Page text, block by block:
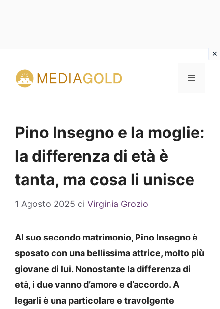
contenuto
MENU
Pino Insegno e la moglie:
la differenza di età è
tanta, ma cosa li unisce
1 Agosto 2025 di Virginia Grozio
Al suo secondo matrimonio, Pino Insegno è
sposato con una bellissima attrice, molto più
giovane di lui. Nonostante la differenza di
età, i due vanno d’amore e d’accordo. A
legarli è una particolare e travolgente